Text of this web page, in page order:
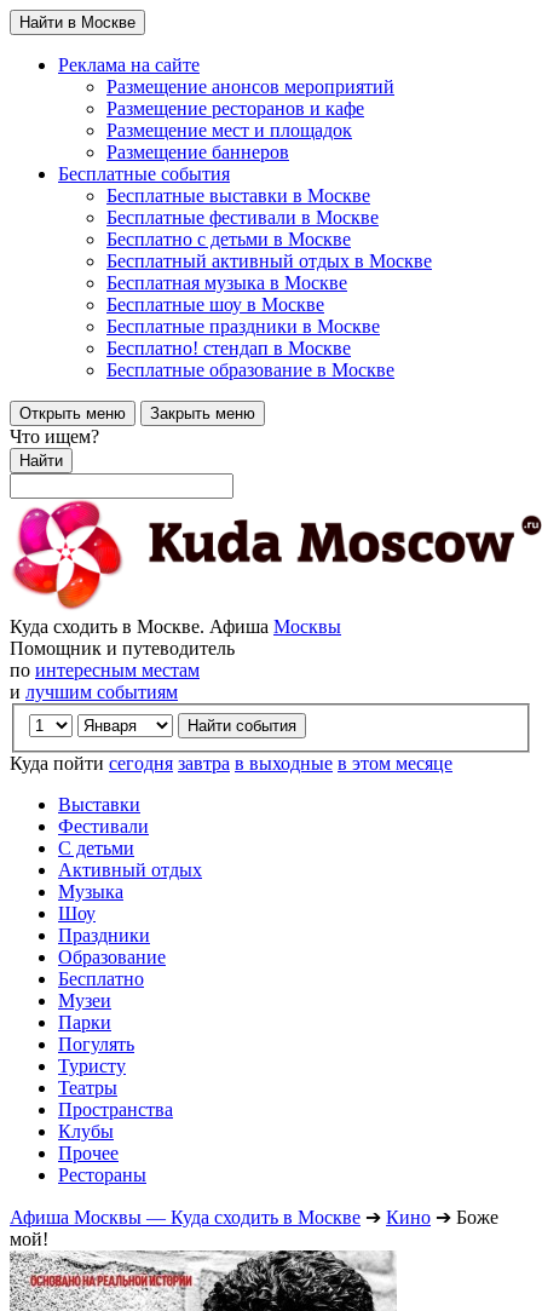
Найти в Москве
Реклама на сайте
Размещение анонсов мероприятий
Размещение ресторанов и кафе
Размещение мест и площадок
Размещение баннеров
Бесплатные события
Бесплатные выставки в Москве
Бесплатные фестивали в Москве
Бесплатно с детьми в Москве
Бесплатный активный отдых в Москве
Бесплатная музыка в Москве
Бесплатные шоу в Москве
Бесплатные праздники в Москве
Бесплатно! стендап в Москве
Бесплатные образование в Москве
Открыть меню Закрыть меню
Что ищем?
Найти
Куда сходить в Москве. Афиша Москвы
Помощник и путеводитель
по интересным местам
и лучшим событиям
Куда пойти сегодня завтра в выходные в этом месяце
Выставки
Фестивали
С детьми
Активный отдых
Музыка
Шоу
Праздники
Образование
Бесплатно
Музеи
Парки
Погулять
Туристу
Театры
Пространства
Клубы
Прочее
Рестораны
Афиша Москвы — Куда сходить в Москве ➔ Кино ➔ Боже
мой!